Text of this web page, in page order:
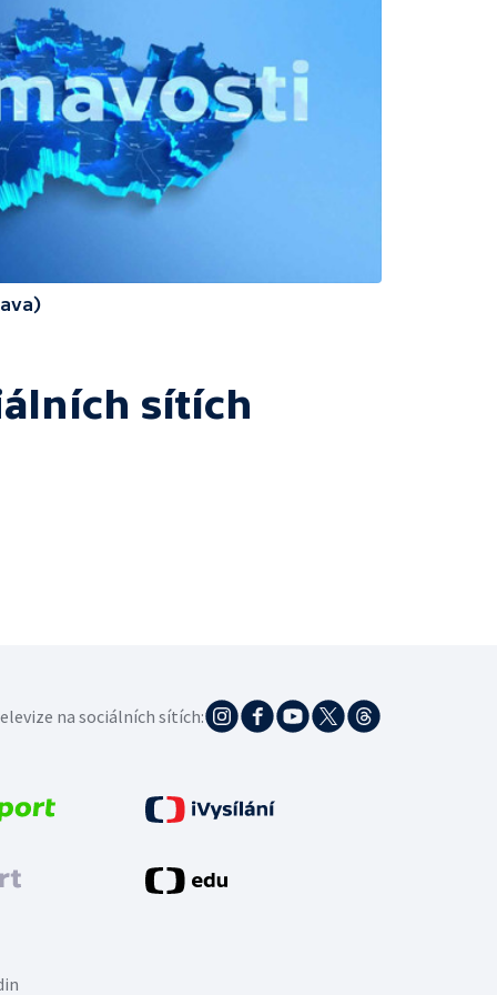
sítích
na sociálních sítích: